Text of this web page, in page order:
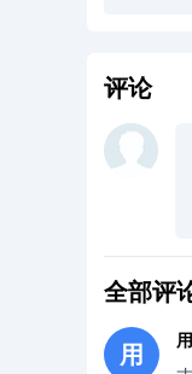
评论
全部评
用